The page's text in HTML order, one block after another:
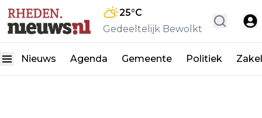
25°C
Gedeeltelijk Bewolkt
Nieuws Agenda Gemeente Politiek